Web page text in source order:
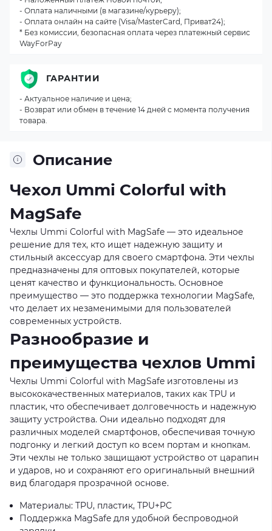
Описание
Чехол Ummi Colorful with
MagSafe
Чехлы Ummi Colorful with MagSafe — это идеальное
решение для тех, кто ищет надежную защиту и
стильный аксессуар для своего смартфона. Эти чехлы
предназначены для оптовых покупателей, которые
ценят качество и функциональность. Основное
преимущество — это поддержка технологии MagSafe,
что делает их незаменимыми для пользователей
современных устройств.
Разнообразие и
преимущества чехлов Ummi
Чехлы Ummi Colorful with MagSafe изготовлены из
высококачественных материалов, таких как TPU и
пластик, что обеспечивает долговечность и надежную
защиту устройства. Они идеально подходят для
различных моделей смартфонов, обеспечивая точную
подгонку и легкий доступ ко всем портам и кнопкам.
Эти чехлы не только защищают устройство от царапин
и ударов, но и сохраняют его оригинальный внешний
вид благодаря прозрачной основе.
Материалы: TPU, пластик, TPU+PC
Поддержка MagSafe для удобной беспроводной
- Оплата наличными (в магазине/курьеру);
- Оплата онлайн на сайте (Visa/MasterCard, Приват24);
* Без комиссии, безопасная оплата через платежный сервис
WayForPay
ГАРАНТИИ
- Актуальное наличие и цена;
- Возврат или обмен в течение 14 дней с момента получения
товара.